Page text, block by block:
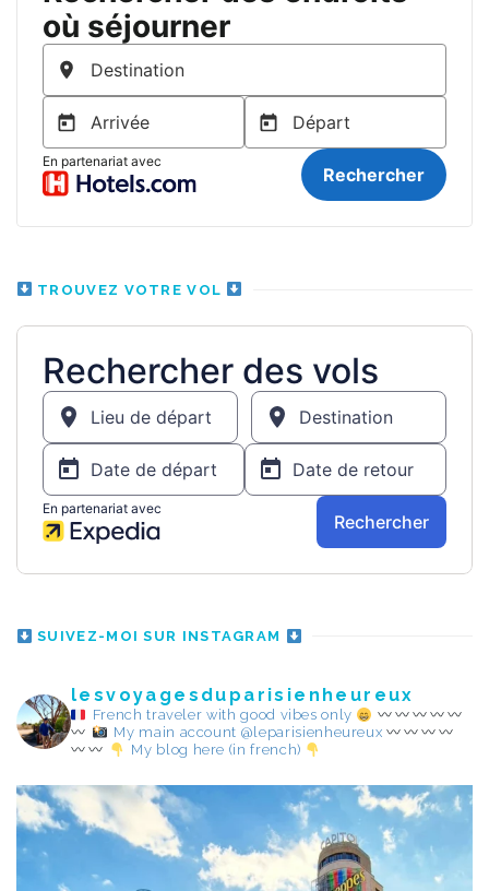
TROUVEZ VOTRE VOL
SUIVEZ-MOI SUR INSTAGRAM
lesvoyagesduparisienheureux
French traveler with good vibes only
My main account @leparisienheureux
My blog here (in french)